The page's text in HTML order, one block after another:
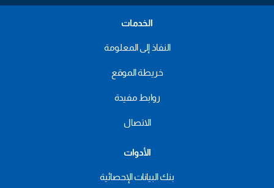
الخدمات
النفاذ إلى المعلومة
خريطة الموقع
روابط مفيدة
الاتصال
الأدوات
بنك البيانات الإحصائية